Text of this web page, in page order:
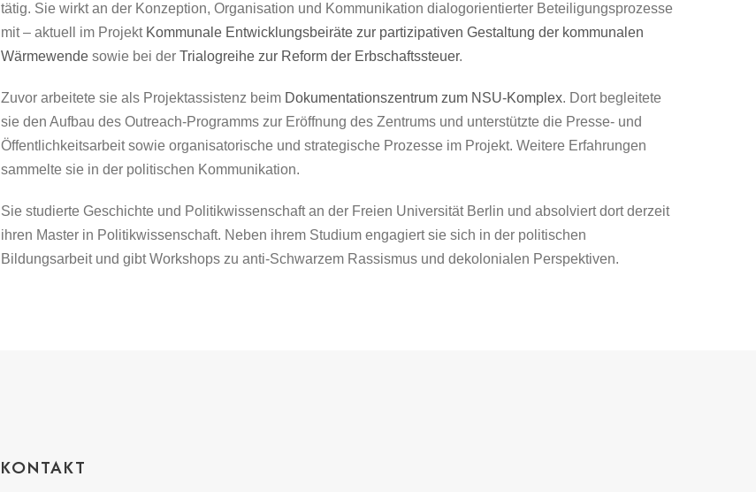
tätig. Sie wirkt an der Konzeption, Organisation und Kommunikation dialogorientierter Beteiligungsprozesse
mit – aktuell im Projekt Kommunale Entwicklungsbeiräte zur partizipativen Gestaltung der kommunalen
Wärmewende sowie bei derTrialogreihe zur Reform der Erbschaftssteuer.
Zuvor arbeitete sie als Projektassistenz beim Dokumentationszentrum zum NSU-Komplex. Dort begleitete
sie den Aufbau des Outreach-Programms zur Eröffnung des Zentrums und unterstützte die Presse- und
Öffentlichkeitsarbeit sowie organisatorische und strategische Prozesse im Projekt. Weitere Erfahrungen
sammelte sie in der politischen Kommunikation.
Sie studierte Geschichte und Politikwissenschaft an der Freien Universität Berlin und absolviert dort derzeit
ihren Master in Politikwissenschaft. Neben ihrem Studium engagiert sie sich in der politischen
Bildungsarbeit und gibt Workshops zu anti-Schwarzem Rassismus und dekolonialen Perspektiven.
KONTAKT